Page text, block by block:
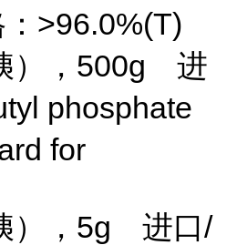
>96.0%(T)
， 500g 进
phosphate
for
， 5g 进口/